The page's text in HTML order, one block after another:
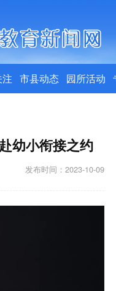
市县动态 园所活动
幼小衔接之约
发布时间：2023-10-09